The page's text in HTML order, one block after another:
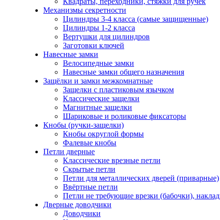
Механизмы секретности
Цилиндры 3-4 класса (самые защищенные)
Цилиндры 1-2 класса
Вертушки для цилиндров
Заготовки ключей
Навесные замки
Велосипедные замки
Навесные замки общего назначения
Защёлки и замки межкомнатные
Защелки с пластиковым язычком
Классические защелки
Магнитные защелки
Шариковые и роликовые фиксаторы
Кнобы (ручки-защелки)
Кнобы округлой формы
Фалевые кнобы
Петли дверные
Классические врезные петли
Скрытые петли
Петли для металлических дверей (приварные)
Ввёртные петли
Петли не требующие врезки (бабочки),
Дверные доводчики
Доводчики